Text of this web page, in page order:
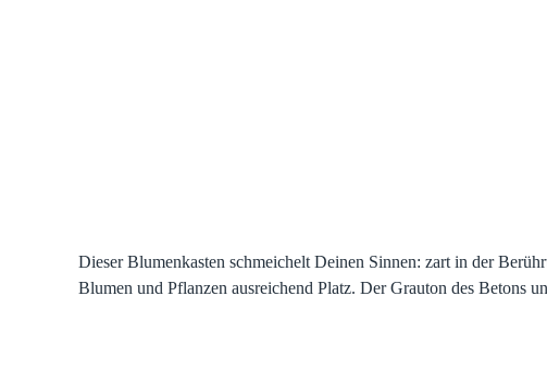
Dieser Blumenkasten schmeichelt Deinen Sinnen: zart in der
Blumen und Pflanzen ausreichend Platz. Der Grauton des Betons